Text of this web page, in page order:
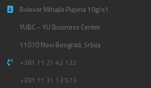
Bulevar Mihajla Pupina 10g/s1
YUBC – YU Business Center
11070 Novi Beograd, Srbija
+381 11 21 42 132
+381 11 31 13 573